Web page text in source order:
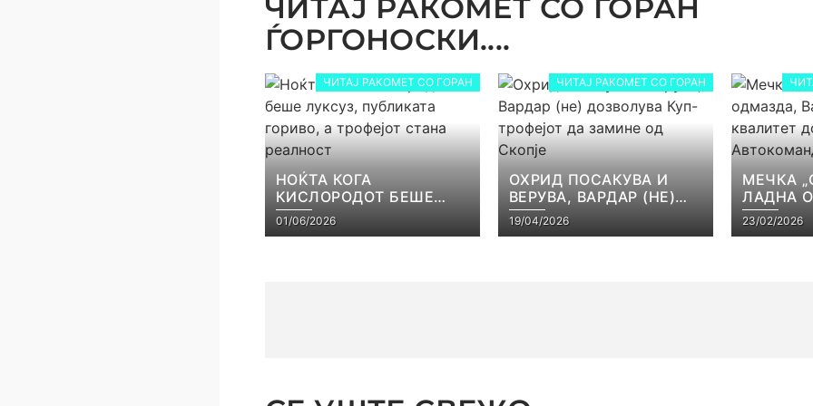
ЧИТАЈ РАКОМЕТ СО ГОРАН
ЃОРГОНОСКИ....
ЧИТАЈ РАКОМЕТ СО ГОРАН
НОЌТА КОГА
КИСЛОРОДОТ БЕШЕ
ЛУКСУЗ, ПУБЛИКАТА
ГОРИВО, А ТРОФЕЈОТ
01/06/2026
ЧИТАЈ РАКОМЕТ СО ГОРАН
ОХРИД ПОСАКУВА И
ВЕРУВА, ВАРДАР (НЕ)
ДОЗВОЛУВА КУП-
ТРОФЕЈОТ ДА ЗАМИНЕ
19/04/2026
МЕЧКА
ЛАДНА
ВАРДАР
23/02/2026